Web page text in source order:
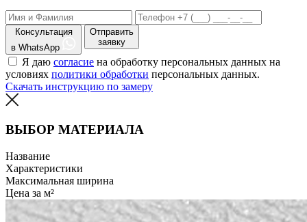
Консультация
в WhatsApp
Отправить
заявку
Я даю согласие на обработку персональных данных на
условиях политики обработки персональных данных.
Скачать инструкцию по замеру
ВЫБОР МАТЕРИАЛА
Название
Характеристики
Максимальная ширина
Цена за м²